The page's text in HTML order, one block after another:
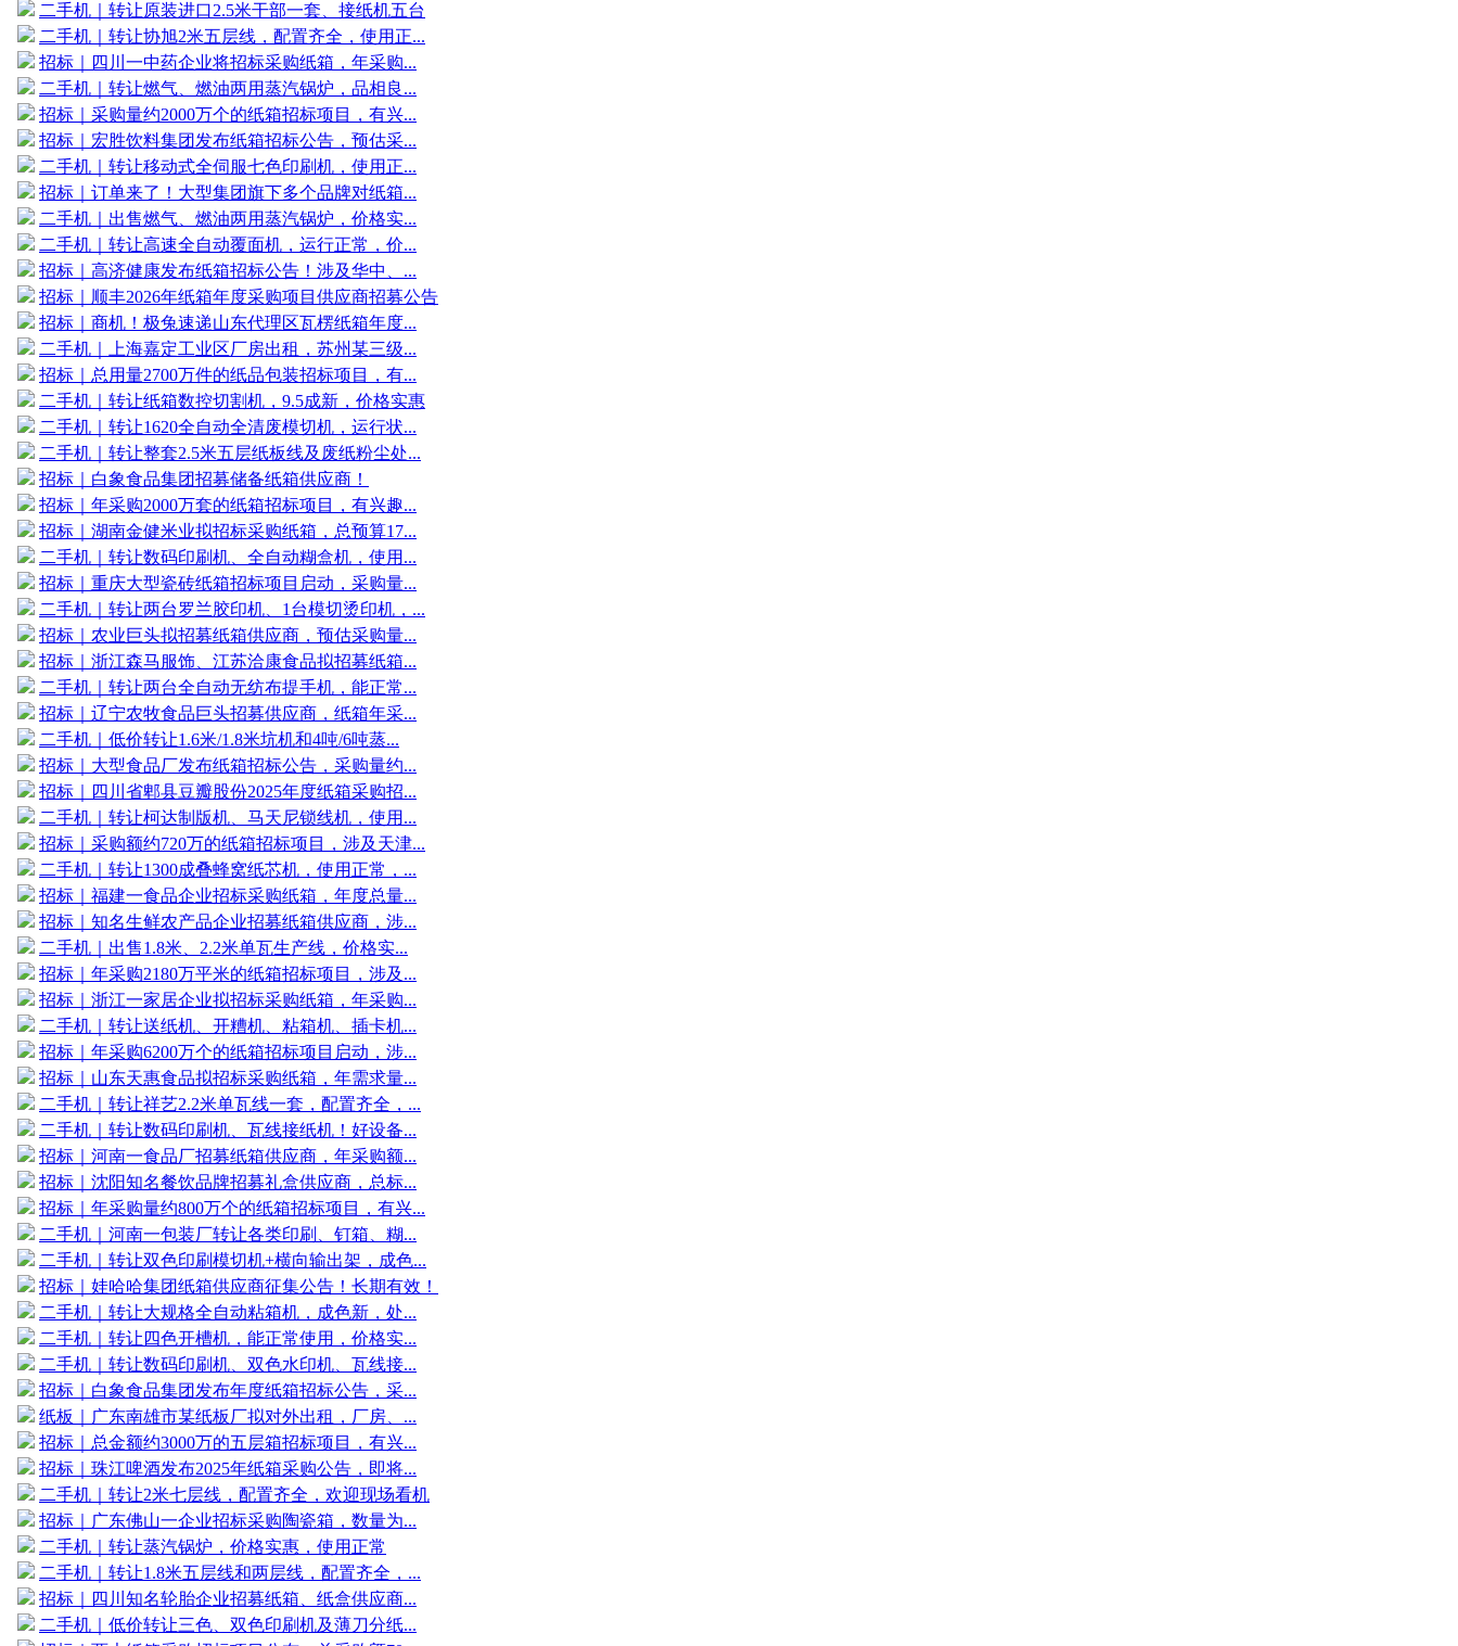
二手机｜转让原装进口2.5米干部一套、接纸机五台
二手机｜转让协旭2米五层线，配置齐全，使用正...
招标｜四川一中药企业将招标采购纸箱，年采购...
二手机｜转让燃气、燃油两用蒸汽锅炉，品相良...
招标｜采购量约2000万个的纸箱招标项目，有兴...
招标｜宏胜饮料集团发布纸箱招标公告，预估采...
二手机｜转让移动式全伺服七色印刷机，使用正...
招标｜订单来了！大型集团旗下多个品牌对纸箱...
二手机｜出售燃气、燃油两用蒸汽锅炉，价格实...
二手机｜转让高速全自动覆面机，运行正常，价...
招标｜高济健康发布纸箱招标公告！涉及华中、...
招标｜顺丰2026年纸箱年度采购项目供应商招募公告
招标｜商机！极兔速递山东代理区瓦楞纸箱年度...
二手机｜上海嘉定工业区厂房出租，苏州某三级...
招标｜总用量2700万件的纸品包装招标项目，有...
二手机｜转让纸箱数控切割机，9.5成新，价格实惠
二手机｜转让1620全自动全清废模切机，运行状...
二手机｜转让整套2.5米五层纸板线及废纸粉尘处...
招标｜白象食品集团招募储备纸箱供应商！
招标｜年采购2000万套的纸箱招标项目，有兴趣...
招标｜湖南金健米业拟招标采购纸箱，总预算17...
二手机｜转让数码印刷机、全自动糊盒机，使用...
招标｜重庆大型瓷砖纸箱招标项目启动，采购量...
二手机｜转让两台罗兰胶印机、1台模切烫印机，...
招标｜农业巨头拟招募纸箱供应商，预估采购量...
招标｜浙江森马服饰、江苏洽康食品拟招募纸箱...
二手机｜转让两台全自动无纺布提手机，能正常...
招标｜辽宁农牧食品巨头招募供应商，纸箱年采...
二手机｜低价转让1.6米/1.8米坑机和4吨/6吨蒸...
招标｜大型食品厂发布纸箱招标公告，采购量约...
招标｜四川省郫县豆瓣股份2025年度纸箱采购招...
二手机｜转让柯达制版机、马天尼锁线机，使用...
招标｜采购额约720万的纸箱招标项目，涉及天津...
二手机｜转让1300成叠蜂窝纸芯机，使用正常，...
招标｜福建一食品企业招标采购纸箱，年度总量...
招标｜知名生鲜农产品企业招募纸箱供应商，涉...
二手机｜出售1.8米、2.2米单瓦生产线，价格实...
招标｜年采购2180万平米的纸箱招标项目，涉及...
招标｜浙江一家居企业拟招标采购纸箱，年采购...
二手机｜转让送纸机、开糟机、粘箱机、插卡机...
招标｜年采购6200万个的纸箱招标项目启动，涉...
招标｜山东天惠食品拟招标采购纸箱，年需求量...
二手机｜转让祥艺2.2米单瓦线一套，配置齐全，...
二手机｜转让数码印刷机、瓦线接纸机！好设备...
招标｜河南一食品厂招募纸箱供应商，年采购额...
招标｜沈阳知名餐饮品牌招募礼盒供应商，总标...
招标｜年采购量约800万个的纸箱招标项目，有兴...
二手机｜河南一包装厂转让各类印刷、钉箱、糊...
二手机｜转让双色印刷模切机+横向输出架，成色...
招标｜娃哈哈集团纸箱供应商征集公告！长期有效！
二手机｜转让大规格全自动粘箱机，成色新，处...
二手机｜转让四色开槽机，能正常使用，价格实...
二手机｜转让数码印刷机、双色水印机、瓦线接...
招标｜白象食品集团发布年度纸箱招标公告，采...
纸板｜广东南雄市某纸板厂拟对外出租，厂房、...
招标｜总金额约3000万的五层箱招标项目，有兴...
招标｜珠江啤酒发布2025年纸箱采购公告，即将...
二手机｜转让2米七层线，配置齐全，欢迎现场看机
招标｜广东佛山一企业招标采购陶瓷箱，数量为...
二手机｜转让蒸汽锅炉，价格实惠，使用正常
二手机｜转让1.8米五层线和两层线，配置齐全，...
招标｜四川知名轮胎企业招募纸箱、纸盒供应商...
二手机｜低价转让三色、双色印刷机及薄刀分纸...